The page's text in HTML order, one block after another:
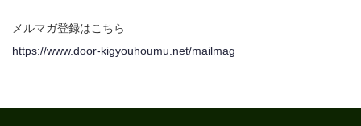
メルマガ登録はこちら
https://www.door-kigyouhoumu.net/mailmag